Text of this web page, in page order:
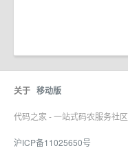
关于 移动版
代码之家 - 一站式码农服务社区
沪ICP备11025650号